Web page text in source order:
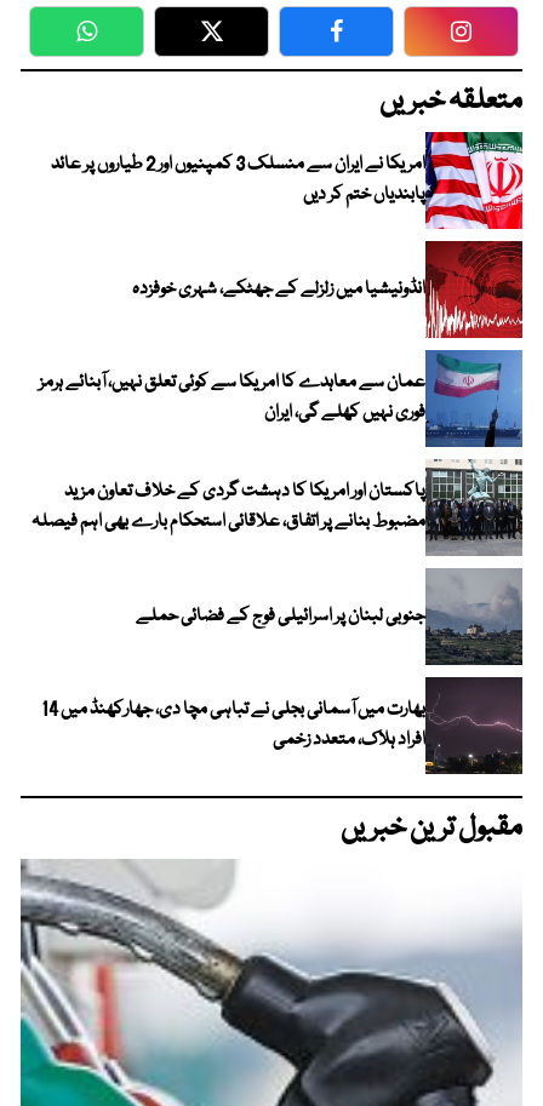
WhatsApp Twitter Facebook
متعلقہ خبریں
امریکا نے ایران سے منسلک 3 کمپنیوں اور 2 طیاروں پر عائد
پابندیاں ختم کر دیں
انڈونیشیا میں زلزلے کے جھٹکے، شہری خوفزدہ
عمان سے معاہدے کا امریکا سے کوئی تعلق نہیں، آبنائے ہرمز
فوری نہیں کھلے گی، ایران
پاکستان اور امریکا کا دہشت گردی کے خلاف تعاون مزید
مضبوط بنانے پر اتفاق، علاقائی استحکام بارے بھی اہم فیصلہ
جنوبی لبنان پر اسرائیلی فوج کے فضائی حملے
بھارت میں آسمانی بجلی نے تباہی مچا دی، جھارکھنڈ میں 14
افراد ہلاک، متعدد زخمی
مقبول ترین خبریں